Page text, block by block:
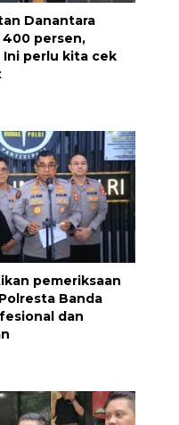
Danantara
persen,
Ini perlu kita cek
pemeriksaan
Banda
dan